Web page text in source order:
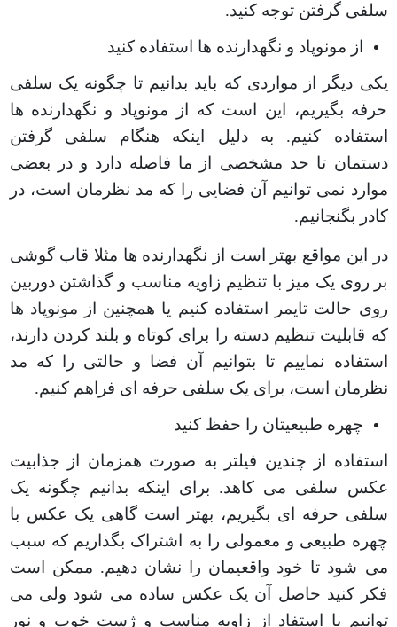
سلفی گرفتن توجه کنید.
از مونوپاد و نگهدارنده ها استفاده کنید
یکی دیگر از مواردی که باید بدانیم تا چگونه یک سلفی
حرفه بگیریم، این است که از مونوپاد و نگهدارنده ها
استفاده کنیم. به دلیل اینکه هنگام سلفی گرفتن
دستمان تا حد مشخصی از ما فاصله دارد و در بعضی
موارد نمی توانیم آن فضایی را که مد نظرمان است، در
کادر بگنجانیم.
در این مواقع بهتر است از نگهدارنده ها مثلا قاب گوشی
بر روی یک میز با تنظیم زاویه مناسب و گذاشتن دوربین
روی حالت تایمر استفاده کنیم یا همچنین از مونوپاد ها
که قابلیت تنظیم دسته را برای کوتاه و بلند کردن دارند،
استفاده نماییم تا بتوانیم آن فضا و حالتی را که مد
نظرمان است، برای یک سلفی حرفه ای فراهم کنیم.
چهره طبیعیتان را حفظ کنید
استفاده از چندین فیلتر به صورت همزمان از جذابیت
عکس سلفی می کاهد. برای اینکه بدانیم چگونه یک
سلفی حرفه ای بگیریم، بهتر است گاهی یک عکس با
چهره طبیعی و معمولی را به اشتراک بگذاریم که سبب
می شود تا خود واقعیمان را نشان دهیم. ممکن است
فکر کنید حاصل آن یک عکس ساده می شود ولی می
توانیم با استفاد از زاویه مناسب و ژست خوب و نور